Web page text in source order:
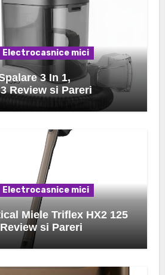
Electrocasnice mici
3 In 1,
Review si Pareri
Electrocasnice mici
Miele Triflex HX2 125
si Pareri